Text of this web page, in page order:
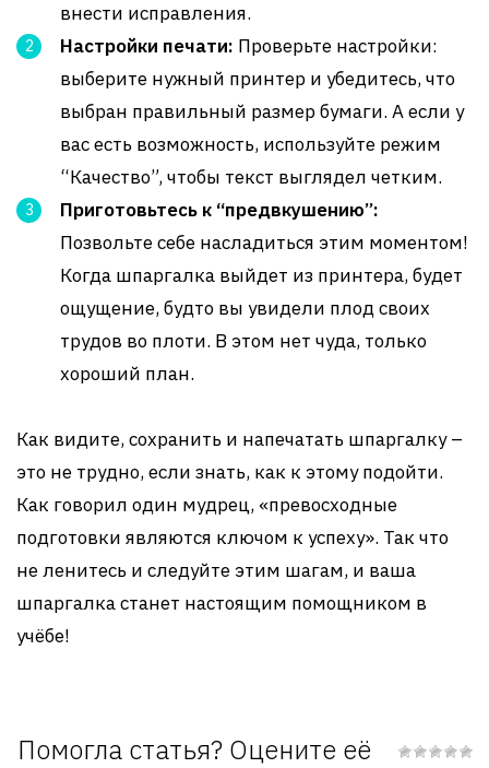
внести исправления.
Настройки печати: Проверьте настройки:
выберите нужный принтер и убедитесь, что
выбран правильный размер бумаги. А если у
вас есть возможность, используйте режим
“Качество”, чтобы текст выглядел четким.
Приготовьтесь к “предвкушению”:
Позвольте себе насладиться этим моментом!
Когда шпаргалка выйдет из принтера, будет
ощущение, будто вы увидели плод своих
трудов во плоти. В этом нет чуда, только
хороший план.
Как видите, сохранить и напечатать шпаргалку –
это не трудно, если знать, как к этому подойти.
Как говорил один мудрец, «превосходные
подготовки являются ключом к успеху». Так что
не ленитесь и следуйте этим шагам, и ваша
шпаргалка станет настоящим помощником в
учёбе!
Помогла статья? Оцените её